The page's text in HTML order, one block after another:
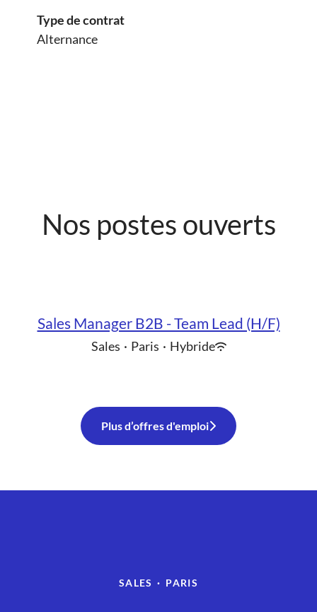
Type de contrat
Alternance
Nos postes ouverts
Sales Manager B2B - Team Lead (H/F)
Sales · Paris · Hybride
Plus d’offres d'emploi
SALES · PARIS